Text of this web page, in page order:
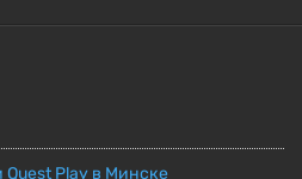
Play в Минске